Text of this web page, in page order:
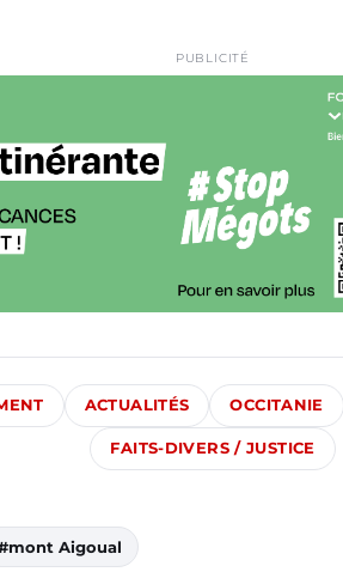
PUBLICITÉ
ACTUALITÉS OCCITANIE
FAITS-DIVERS / JUSTICE
Aigoual